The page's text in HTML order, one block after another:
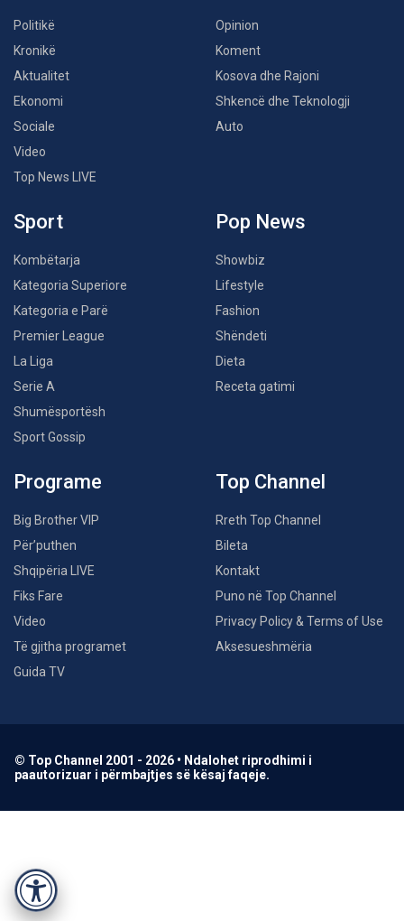
Accessibility
Politikë
Kronikë
Aktualitet
Ekonomi
Sociale
Video
Top News LIVE
Opinion
Koment
Kosova dhe Rajoni
Shkencë dhe Teknologji
Auto
Sport
Kombëtarja
Kategoria Superiore
Kategoria e Parë
Premier League
La Liga
Serie A
Shumësportësh
Sport Gossip
Pop News
Showbiz
Lifestyle
Fashion
Shëndeti
Dieta
Receta gatimi
Programe
Big Brother VIP
Për’puthen
Shqipëria LIVE
Fiks Fare
Video
Të gjitha programet
Guida TV
Top Channel
Rreth Top Channel
Bileta
Kontakt
Puno në Top Channel
Privacy Policy & Terms of Use
Aksesueshmëria
© Top Channel 2001 - 2026 • Ndalohet riprodhimi i
paautorizuar i përmbajtjes së kësaj faqeje.